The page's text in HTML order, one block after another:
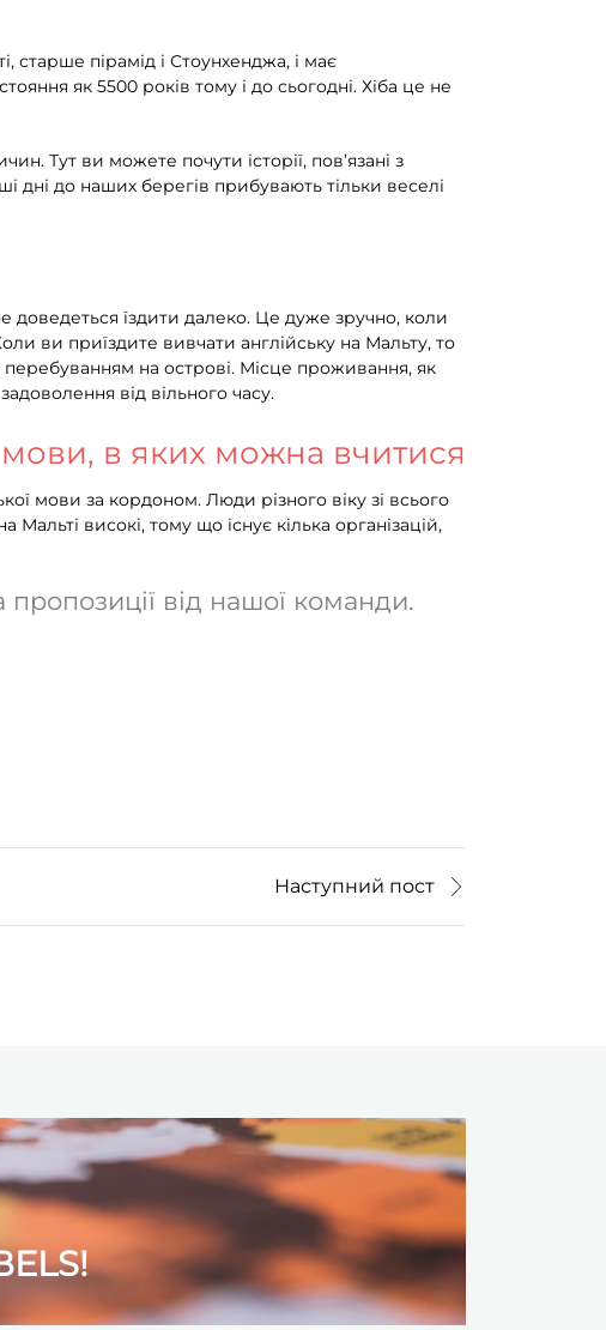
пірамід і Стоунхенджа, і має
як 5500 років тому і до сьогодні. Хіба це не
Тут ви можете почути історії, пов’язані з
дні до наших берегів прибувають тільки веселі
їздити далеко. Це дуже зручно, коли
ви приїздите вивчати англійську на Мальту, то
на острові. Місце проживання, як
від вільного часу.
мови, в яких можна вчитися
мови за кордоном. Люди різного віку зі всього
високі, тому що існує кілька організацій,
від нашої команди.
Наступний пост